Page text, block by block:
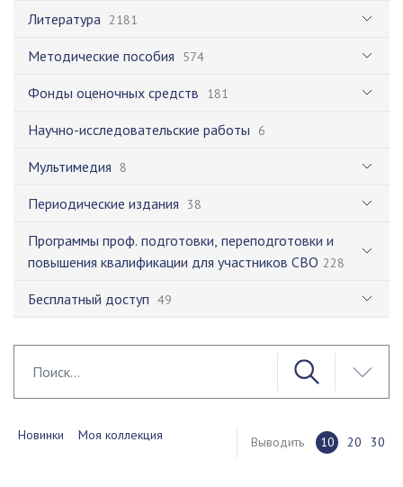
Литература 2181
Методические пособия 574
Фонды оценочных средств 181
Научно-исследовательские работы 6
Мультимедия 8
Периодические издания 38
Программы проф. подготовки, переподготовки и
повышения квалификации для участников СВО 228
Бесплатный доступ 49
Новинки Моя коллекция Выводить 10 20 30